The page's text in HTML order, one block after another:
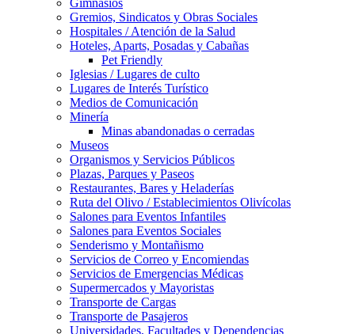
Gremios, Sindicatos y Obras Sociales
Hospitales / Atención de la Salud
Hoteles, Aparts, Posadas y Cabañas
Pet Friendly
Iglesias / Lugares de culto
Lugares de Interés Turístico
Medios de Comunicación
Minería
Minas abandonadas o cerradas
Museos
Organismos y Servicios Públicos
Plazas, Parques y Paseos
Restaurantes, Bares y Heladerías
Ruta del Olivo / Establecimientos Olivícolas
Salones para Eventos Infantiles
Salones para Eventos Sociales
Senderismo y Montañismo
Servicios de Correo y Encomiendas
Servicios de Emergencias Médicas
Supermercados y Mayoristas
Transporte de Cargas
Transporte de Pasajeros
Universidades, Facultades y Dependencias